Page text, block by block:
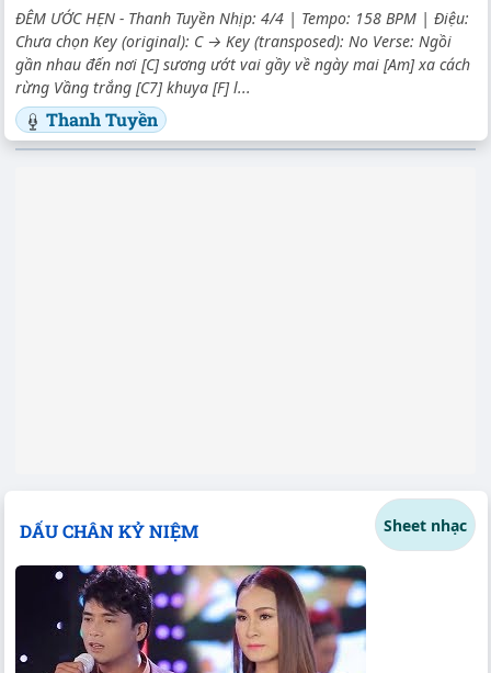
ĐÊM ƯỚC HẸN - Thanh Tuyền Nhịp: 4/4 | Tempo: 158 BPM | Điệu:
Chưa chọn Key (original): C → Key (transposed): No Verse: Ngồi
gần nhau đến nơi [C] sương ướt vai gầy về ngày mai [Am] xa cách
rừng Vầng trắng [C7] khuya [F] l...
Thanh Tuyền
DẤU CHÂN KỶ NIỆM Sheet nhạc